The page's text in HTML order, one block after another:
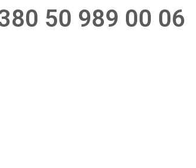
50 989 00 06